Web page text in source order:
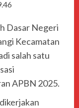
Dasar Negeri
Kecamatan
salah satu
APBN 2025.